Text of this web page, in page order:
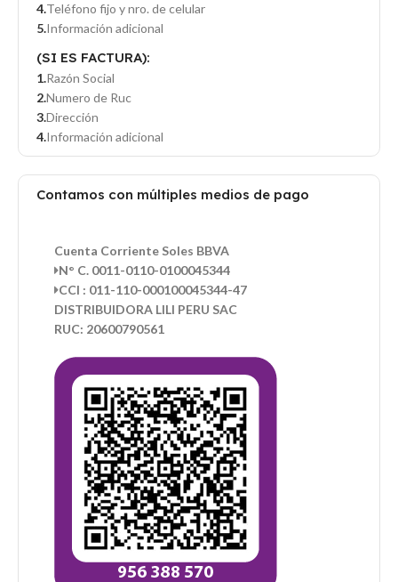
Teléfono fijo y nro. de celular
Información adicional
(SI ES FACTURA):
Razón Social
Numero de Ruc
Dirección
Información adicional
Contamos con múltiples medios de pago
Cuenta Corriente Soles BBVA
N° C. 0011-0110-0100045344
CCI : 011-110-000100045344-47
DISTRIBUIDORA LILI PERU SAC
RUC: 20600790561